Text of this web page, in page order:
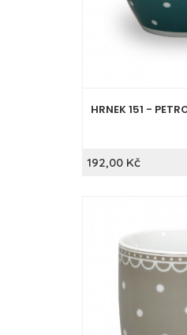
HRNEK 151 -
192,00 Kč